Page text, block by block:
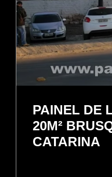
PAINEL DE
20M²
CATARINA